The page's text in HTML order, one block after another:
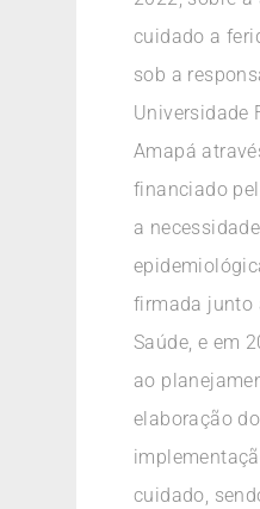
cuidado a
sob a
Universidade
Amapá
financiado
a necessidade
firmada junto
Saúde, e em
ao
elaboração
cuidado,